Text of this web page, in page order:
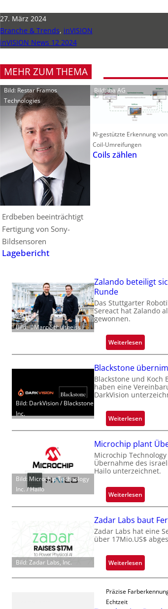
27. März 2024
Branche & Trends, inVISION
inVISION News 12 2024
MEHR ZUM THEMA
Bild: Restar Framos
Technologies
Erdbeben beeinträchtigt
Fertigung von Sony-
Bildsensoren
Lagebericht
Bild: iba AG
KI-gestützte Erkennung von
Coil-Umreifungen
Coils zählen
Bild: ©Marc Schultheiss
Zalando beteiligt
Runde
Das Stuttgarter
Sereact hat Zalando
gewonnen.
Weiterlesen:
Z
a
l
a
n
o
b
t
e
i
i
g
t
s
i
c
n
S
e
Bild: DarkVision / Blackstone
Inc.
Blackstone
Blackstone und Koch
haben eine
DarkVision
Weiterlesen:
B
a
c
k
o
e
ü
b
r
m
Bild: Microchip Technology
Inc. / Hailo
Microchip plant
Microchip
Übernahme des
Hailo unterzeichnet.
Weiterlesen:
M
c
r
c
h
i
Bild: Zadar Labs, Inc.
Zadar Labs baut
Zadar Labs hat eine
über 17Mio.US$
Weiterlesen:
Z
d
Präzise
Echtzeit